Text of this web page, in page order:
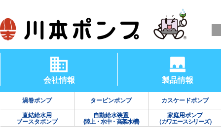
会社情報 製品情報
渦巻ポンプ タービンポンプ カスケードポンプ
直結給水用
ブースタポンプ
自動給水装置
(陸上・水中・高架水槽)
家庭用ポンプ
（カワエースシリーズ）